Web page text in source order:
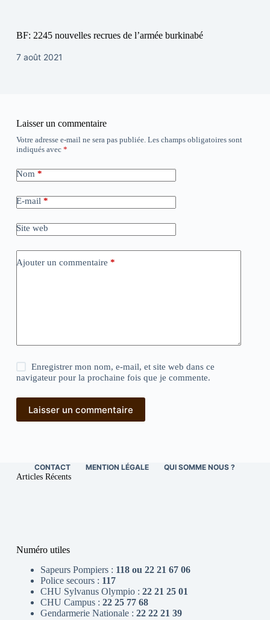
BF: 2245 nouvelles recrues de l’armée burkinabé
7 août 2021
Laisser un commentaire
Votre adresse e-mail ne sera pas publiée. Les champs obligatoires sont
indiqués avec *
Nom *
E-mail *
Site web
Ajouter un commentaire *
Enregistrer mon nom, e-mail, et site web dans ce
navigateur pour la prochaine fois que je commente.
Laisser un commentaire
CONTACT MENTION LÉGALE QUI SOMME NOUS ?
Articles Récents
Numéro utiles
Sapeurs Pompiers : 118 ou 22 21 67 06
Police secours : 117
CHU Sylvanus Olympio : 22 21 25 01
CHU Campus : 22 25 77 68
Gendarmerie Nationale : 22 22 21 39